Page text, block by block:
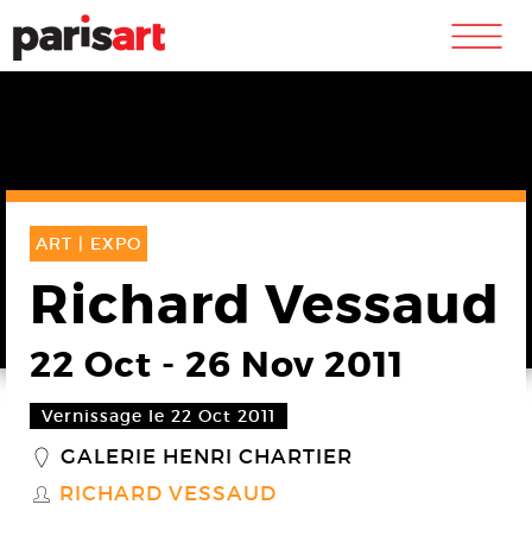
m
ART | EXPO
Richard Vessaud
22 Oct - 26 Nov 2011
Vernissage le 22 Oct 2011
_ GALERIE HENRI CHARTIER
S RICHARD VESSAUD